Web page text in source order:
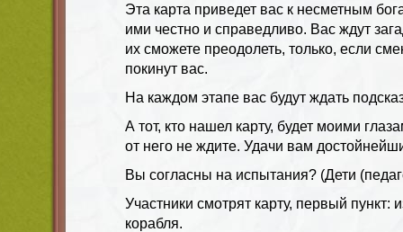
Эта карта приведет вас к несметным
ими честно и справедливо. Вас ждут
их сможете преодолеть, только, если
покинут вас.
На каждом этапе вас будут ждать
А тот, кто нашел карту, будет моими
от него не ждите. Удачи вам
Вы согласны на испытания? (Дети
Участники смотрят карту, первый пункт:
корабля.